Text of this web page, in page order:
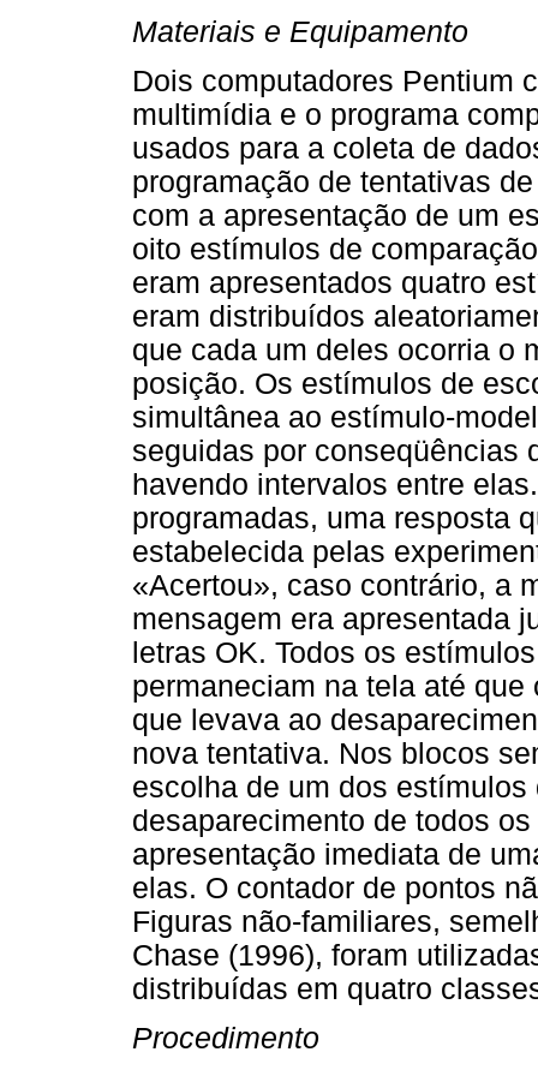
Materiais e Equipamento
Dois computadores Pentium
multimídia e o programa
usados para a coleta de
programação de tentativas
com a apresentação de um
oito estímulos de
eram apresentados quatro
eram distribuídos
que cada um deles ocorria o
posição. Os estímulos de
simultânea ao estímulo-
seguidas por conseqüências
havendo intervalos entre
programadas, uma resposta
estabelecida pelas
«Acertou», caso contrário, a
mensagem era apresentada
letras OK. Todos os
permaneciam na tela até
que levava ao
nova tentativa. Nos blocos
escolha de um dos
desaparecimento de todos
apresentação imediata de
elas. O contador de pontos
Figuras não-familiares,
Chase (1996), foram
distribuídas em quatro
Procedimento